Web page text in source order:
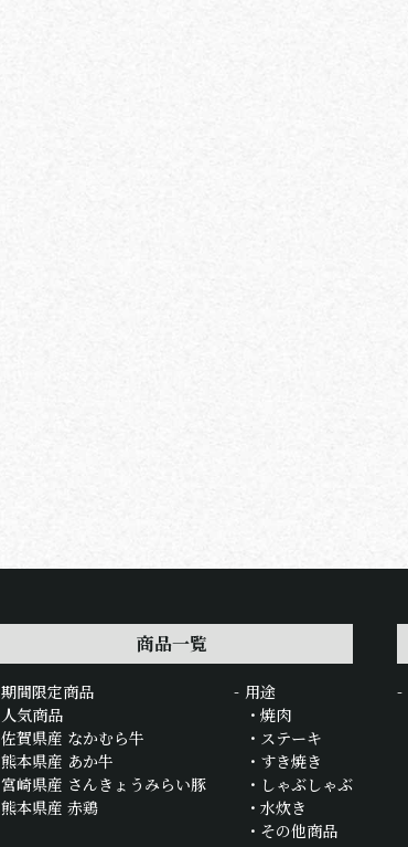
商品一覧
期間限定商品
人気商品
佐賀県産 なかむら牛
熊本県産 あか牛
宮崎県産 さんきょうみらい豚
熊本県産 赤鶏
用途
焼肉
ステーキ
すき焼き
しゃぶしゃぶ
水炊き
その他商品